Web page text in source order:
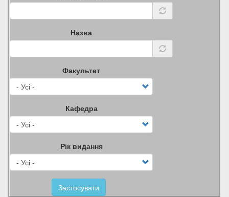
Назва
Факультет
Кафедра
Рік видання
Застосувати